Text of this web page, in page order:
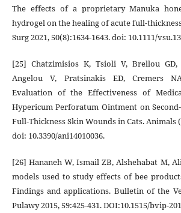
The effects of a proprietary Manuka
hydrogel on the healing of acute full-
Surg 2021, 50(8):1634-1643. doi: 10.1111/
[25] Chatzimisios K, Tsioli V, Brellou GD,
Angelou V, Pratsinakis ED, Cremers
Evaluation of the Effectiveness of
Hypericum Perforatum Ointment on
Full-Thickness Skin Wounds in Cats. Animals
doi: 10.3390/ani14010036.
[26] Hananeh W, Ismail ZB, Alshehabat M,
models used to study effects of bee
Findings and applications. Bulletin of the
Pulawy 2015, 59:425-431. DOI:10.1515/bvip-